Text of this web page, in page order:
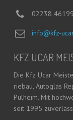
02238
info@kfz-
KFZ UCAR
Die Kfz Ucar
rie­bau, Auto­glas
Pul­heim. Mit
seit 1995